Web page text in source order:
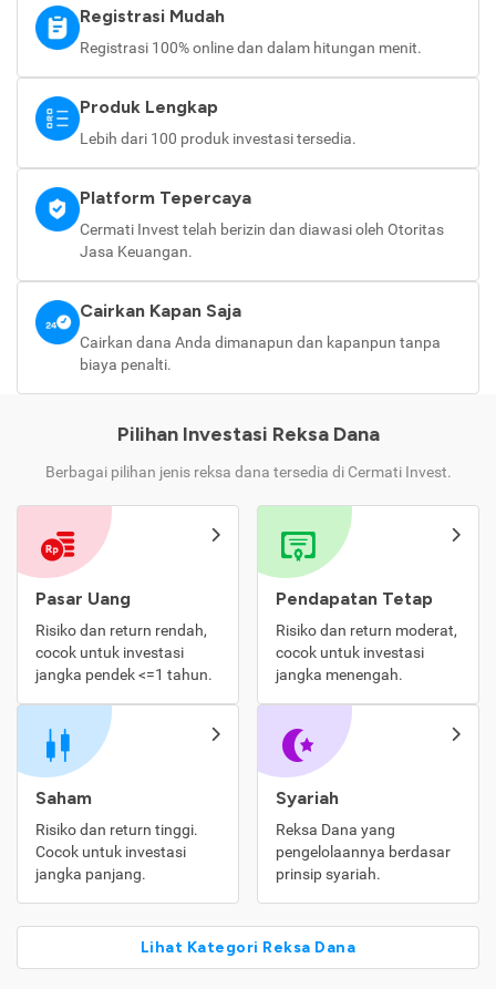
Registrasi Mudah
Registrasi 100% online dan dalam hitungan menit.
Produk Lengkap
Lebih dari 100 produk investasi tersedia.
Platform Tepercaya
Cermati Invest telah berizin dan diawasi oleh Otoritas
Jasa Keuangan.
Cairkan Kapan Saja
Cairkan dana Anda dimanapun dan kapanpun tanpa
biaya penalti.
Pilihan Investasi Reksa Dana
Berbagai pilihan jenis reksa dana tersedia di Cermati Invest.
Pasar Uang
Risiko dan return rendah,
cocok untuk investasi
jangka pendek <=1 tahun.
Pendapatan Tetap
Risiko dan return moderat,
cocok untuk investasi
jangka menengah.
Saham
Risiko dan return tinggi.
Cocok untuk investasi
jangka panjang.
Syariah
Reksa Dana yang
pengelolaannya berdasar
prinsip syariah.
Lihat Kategori Reksa Dana